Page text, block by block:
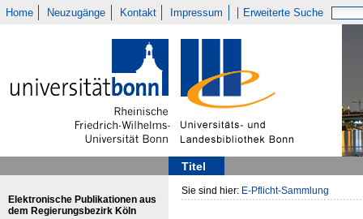
Home Neuzugänge Kontakt Impressum Erweiterte Suche
Titel
Elektronische Publikationen aus
dem Regierungsbezirk Köln
Sie sind hier: E-Pflicht-Sammlung